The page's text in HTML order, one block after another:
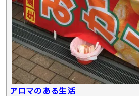
アロマのある生活